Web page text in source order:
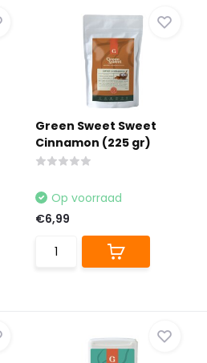
Green Sweet Sweet
Cinnamon (225 gr)
Op voorraad
€6,99